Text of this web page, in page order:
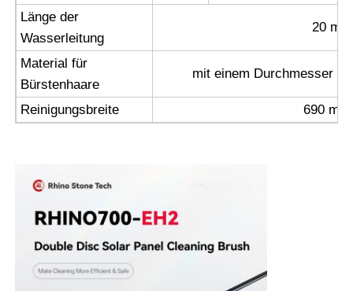
Länge der
Wasserleitung
20 m
Material für
Bürstenhaare
mit einem Durchmesser
Reinigungsbreite 690 mm